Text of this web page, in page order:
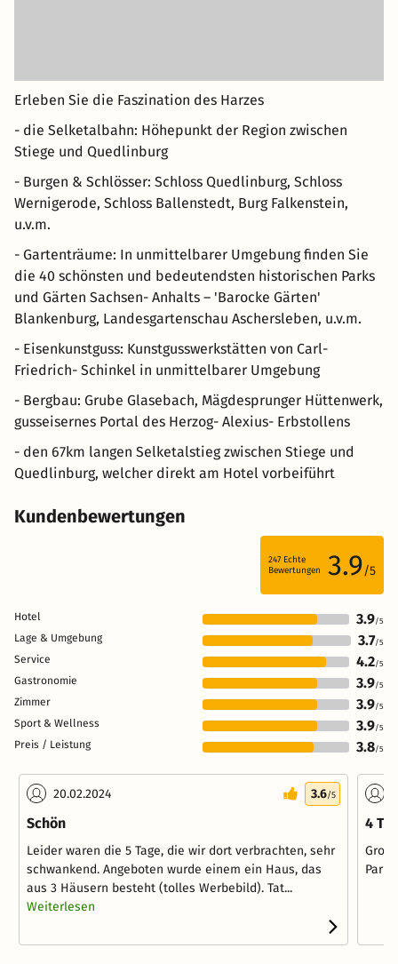
Erleben Sie die Faszination des Harzes
- die Selketalbahn: Höhepunkt der Region zwischen
Stiege und Quedlinburg
- Burgen & Schlösser: Schloss Quedlinburg, Schloss
Wernigerode, Schloss Ballenstedt, Burg Falkenstein,
u.v.m.
- Gartenträume: In unmittelbarer Umgebung finden Sie
die 40 schönsten und bedeutendsten historischen Parks
und Gärten Sachsen- Anhalts – 'Barocke Gärten'
Blankenburg, Landesgartenschau Aschersleben, u.v.m.
- Eisenkunstguss: Kunstgusswerkstätten von Carl-
Friedrich- Schinkel in unmittelbarer Umgebung
- Bergbau: Grube Glasebach, Mägdesprunger Hüttenwerk,
gusseisernes Portal des Herzog- Alexius- Erbstollens
- den 67km langen Selketalstieg zwischen Stiege und
Quedlinburg, welcher direkt am Hotel vorbeiführt
Kundenbewertungen
247 Echte
Bewertungen
3.9/5
Hotel 3.9/5
Lage & Umgebung 3.7/5
Service 4.2/5
Gastronomie 3.9/5
Zimmer 3.9/5
Sport & Wellness 3.9/5
Preis / Leistung 3.8/5
20.02.2024 3.6/5
Schön
Leider waren die 5 Tage, die wir dort verbrachten, sehr
schwankend. Angeboten wurde einem ein Haus, das
aus 3 Häusern besteht (tolles Werbebild). Tat...
Weiterlesen
4